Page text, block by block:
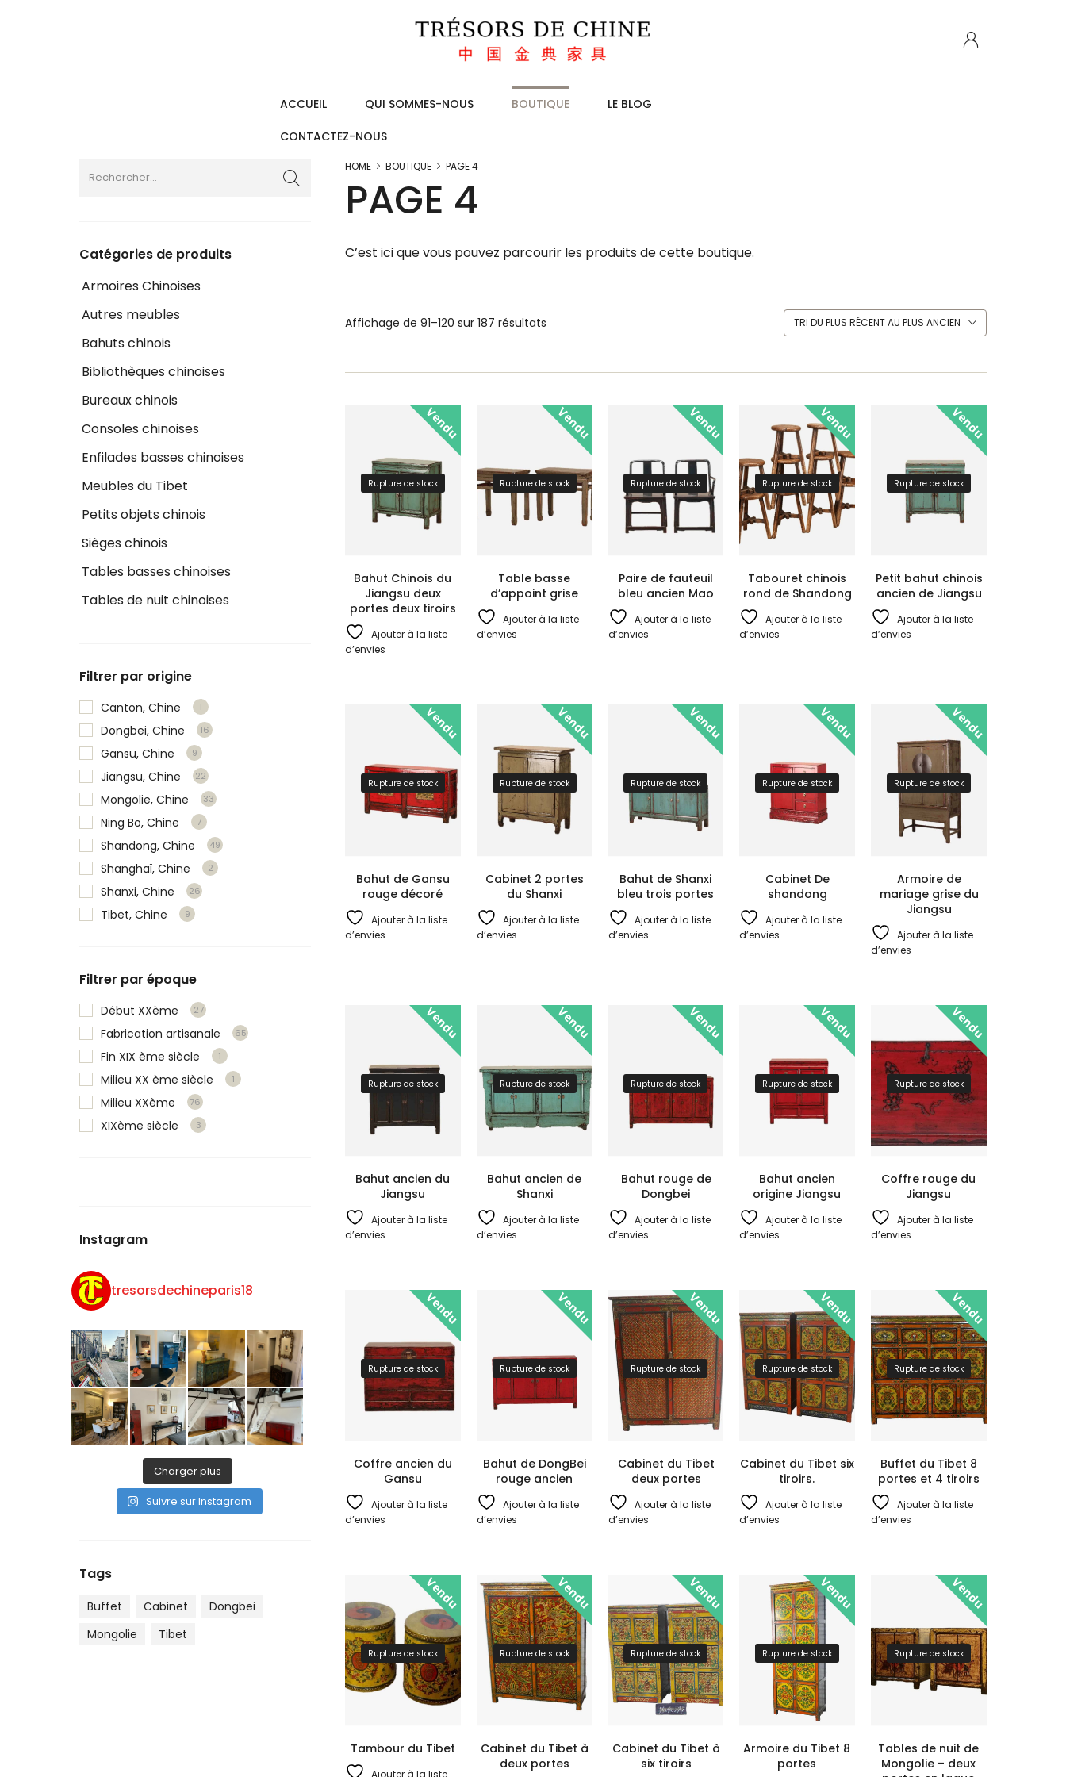
ACCUEIL QUI SOMMES-NOUS BOUTIQUE LE BLOG
CONTACTEZ-NOUS
Catégories de produits
Armoires Chinoises
Autres meubles
Bahuts chinois
Bibliothèques chinoises
Bureaux chinois
Consoles chinoises
Enfilades basses chinoises
Meubles du Tibet
Petits objets chinois
Sièges chinois
Tables basses chinoises
Tables de nuit chinoises
Filtrer par origine
Canton, Chine 1
Dongbei, Chine 16
Gansu, Chine 9
Jiangsu, Chine 22
Mongolie, Chine 33
Ning Bo, Chine 7
Shandong, Chine 49
Shanghaï, Chine 2
Shanxi, Chine 26
Tibet, Chine 9
Filtrer par époque
Début XXème 27
Fabrication artisanale 65
Fin XIX ème siècle 1
Milieu XX ème siècle 1
Milieu XXème 76
XIXème siècle 3
Instagram
tresorsdechineparis18
Charger plus
Suivre sur Instagram
Tags
Buffet Cabinet
Dongbei
Mongolie
Tibet
PAGE 4
HOME BOUTIQUE PAGE 4
C’est ici que vous pouvez parcourir les produits de cette boutique.
Affichage de 91–120 sur 187 résultats TRI DU PLUS RÉCENT AU PLUS ANCIEN
Vendu
Rupture de stock
Bahut Chinois du
Jiangsu deux
portes deux tiroirs
Ajouter à la liste
d’envies
Vendu
Rupture de stock
Table basse
d’appoint grise
Ajouter à la liste
d’envies
Vendu
Rupture de stock
Paire de fauteuil
bleu ancien Mao
Ajouter à la liste
d’envies
Vendu
Rupture de stock
Tabouret chinois
rond de Shandong
Ajouter à la liste
d’envies
Vendu
Rupture de stock
Petit bahut chinois
ancien de Jiangsu
Ajouter à la liste
d’envies
Vendu
Rupture de stock
Bahut de Gansu
rouge décoré
Ajouter à la liste
d’envies
Vendu
Rupture de stock
Cabinet 2 portes
du Shanxi
Ajouter à la liste
d’envies
Vendu
Rupture de stock
Bahut de Shanxi
bleu trois portes
Ajouter à la liste
d’envies
Vendu
Rupture de stock
Cabinet De
shandong
Ajouter à la liste
d’envies
Vendu
Rupture de stock
Armoire de
mariage grise du
Jiangsu
Ajouter à la liste
d’envies
Vendu
Rupture de stock
Bahut ancien du
Jiangsu
Ajouter à la liste
d’envies
Vendu
Rupture de stock
Bahut ancien de
Shanxi
Ajouter à la liste
d’envies
Vendu
Rupture de stock
Bahut rouge de
Dongbei
Ajouter à la liste
d’envies
Vendu
Rupture de stock
Bahut ancien
origine Jiangsu
Ajouter à la liste
d’envies
Vendu
Rupture de stock
Coffre rouge du
Jiangsu
Ajouter à la liste
d’envies
Vendu
Rupture de stock
Coffre ancien du
Gansu
Ajouter à la liste
d’envies
Vendu
Rupture de stock
Bahut de DongBei
rouge ancien
Ajouter à la liste
d’envies
Vendu
Rupture de stock
Cabinet du Tibet
deux portes
Ajouter à la liste
d’envies
Vendu
Rupture de stock
Cabinet du Tibet six
tiroirs.
Ajouter à la liste
d’envies
Vendu
Rupture de stock
Buffet du Tibet 8
portes et 4 tiroirs
Ajouter à la liste
d’envies
Vendu
Rupture de stock
Tambour du Tibet
Vendu
Rupture de stock
Cabinet du Tibet à
deux portes
Vendu
Rupture de stock
Cabinet du Tibet à
six tiroirs
Vendu
Rupture de stock
Armoire du Tibet 8
portes
Vendu
Rupture de stock
Tables de nuit de
Mongolie – deux